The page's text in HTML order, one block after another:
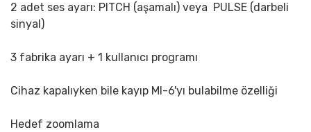
2 adet ses ayarı: PITCH (aşamalı) veya PULSE (darbeli
sinyal)
3 fabrika ayarı + 1 kullanıcı programı
Cihaz kapalıyken bile kayıp MI-6'yı bulabilme özelliği
Hedef zoomlama